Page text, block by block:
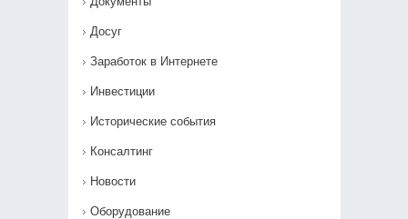
Досуг
Заработок в Интернете
Инвестиции
Исторические события
Консалтинг
Новости
Оборудование